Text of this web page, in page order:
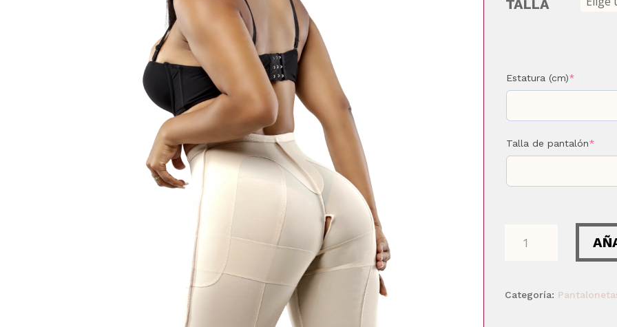
TALLA
Estatura (cm)*(required)
Talla de pantalón*
COMPRESIVA
Categoría: